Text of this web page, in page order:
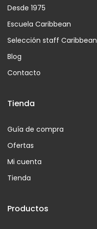
Desde 1975
Escuela Caribbean
Selección staff Caribbean
Blog
Contacto
Tienda
Guía de compra
Ofertas
Mi cuenta
Tienda
Productos